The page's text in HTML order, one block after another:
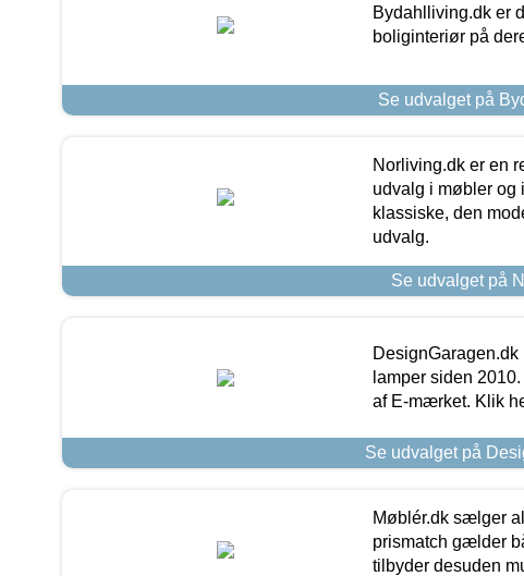
Bydahlliving.dk er
boliginteriør på
Se udvalget på
Norliving.dk er en
udvalg i møbler og
klassiske, den
udvalg.
Se udvalget på
lamper siden
af E-mærket. Klik
Se udvalget på
Møblér.dk sælger
prismatch gælder
tilbyder desuden